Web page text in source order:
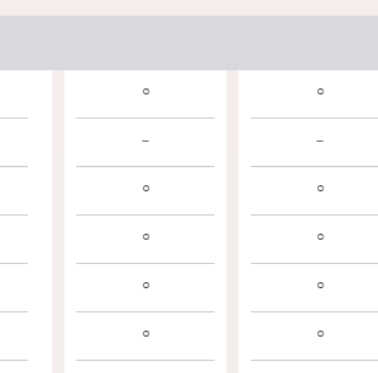
○
－
○
○
○
○
○
－
○
○
○
○